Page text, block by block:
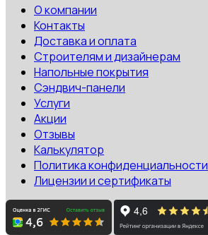
О компании
Контакты
Доставка и оплата
Строителям и дизайнерам
Напольные покрытия
Сэндвич-панели
Услуги
Акции
Отзывы
Калькулятор
Политика конфиденциальности
Лицензии и сертификаты